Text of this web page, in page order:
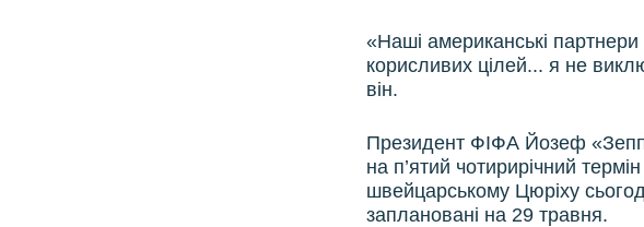
«Наші американські
корисливих цілей... я не
він.
Президент ФІФА Йозеф
на п’ятий чотирирічний
швейцарському Цюріху
заплановані на 29 травня.